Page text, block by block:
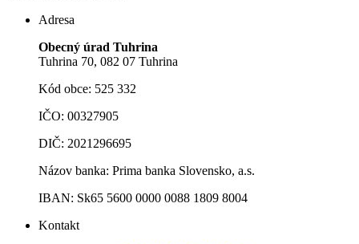
Adresa
Obecný úrad Tuhrina
Tuhrina 70, 082 07 Tuhrina
Kód obce: 525 332
IČO: 00327905
DIČ: 2021296695
Názov banka: Prima banka Slovensko, a.s.
IBAN: Sk65 5600 0000 0088 1809 8004
Kontakt